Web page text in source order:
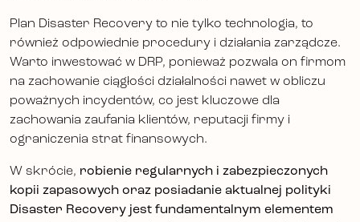
Plan Disaster Recovery to nie tylko technologia, to
również odpowiednie procedury i działania zarządcze.
Warto inwestować w DRP, ponieważ pozwala on firmom
na zachowanie ciągłości działalności nawet w obliczu
poważnych incydentów, co jest kluczowe dla
zachowania zaufania klientów, reputacji firmy i
ograniczenia strat finansowych.
W skrócie, robienie regularnych i zabezpieczonych
kopii zapasowych oraz posiadanie aktualnej polityki
Disaster Recovery jest fundamentalnym elementem